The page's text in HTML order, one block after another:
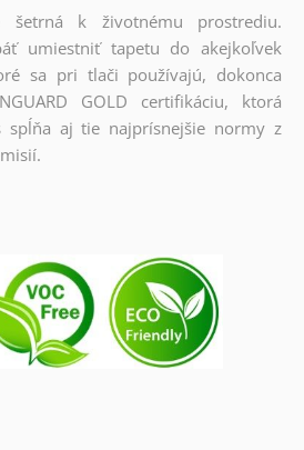
šetrná k životnému prostrediu.
umiestniť tapetu do akejkoľvek
sa pri tlači používajú, dokonca
GOLD certifikáciu, ktorá
spĺňa aj tie najprísnejšie normy z